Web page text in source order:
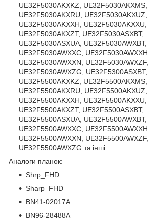
UE32F5030AKXKZ, UE32F5030AKXMS,
UE32F5030AKXRU, UE32F5030AKXUZ,
UE32F5030AKXXH, UE32F5030AKXXU,
UE32F5030AKXZT, UE32F5030ASXBT,
UE32F5030ASXUA, UE32F5030AWXBT,
UE32F5030AWXXC, UE32F5030AWXXH,
UE32F5030AWXXN, UE32F5030AWXZF,
UE32F5030AWXZG, UE32F5300ASXBT,
UE32F5500AKXKZ, UE32F5500AKXMS,
UE32F5500AKXRU, UE32F5500AKXUZ,
UE32F5500AKXXH, UE32F5500AKXXU,
UE32F5500AKXZT, UE32F5500ASXBT,
UE32F5500ASXUA, UE32F5500AWXBT,
UE32F5500AWXXC, UE32F5500AWXXH,
UE32F5500AWXXN, UE32F5500AWXZF,
UE32F5500AWXZG та інші.
Аналоги планок:
Shrp_FHD
Sharp_FHD
BN41-02017A
BN96-28488A